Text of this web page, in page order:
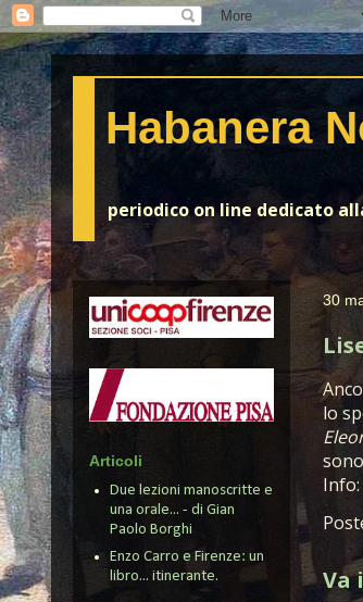
Habanera
periodico on line dedicato
30
lo
Va
Articoli
Due lezioni manoscritte e
una orale... - di Gian
Paolo Borghi
Enzo Carro e Firenze: un
libro... itinerante.